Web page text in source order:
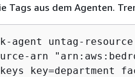
Tags aus dem Agenten.
agent untag-
arn
key=department